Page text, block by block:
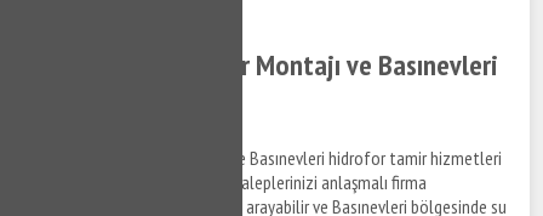
Basınevleri Hidrofor Montajı ve Basınevleri
Basınevleri hidrofor montajı ve Basınevleri hidrofor tamir hizmetleri
ile ilgili bilgi almak ve destek taleplerinizi anlaşmalı firma
personellerine iletmek için bizi arayabilir ve Basınevleri bölgesinde su